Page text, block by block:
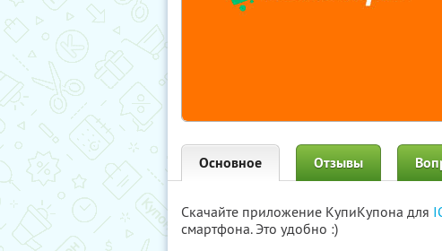
Основное Отзывы
Скачайте приложение КупиКупона для
смартфона. Это удобно :)